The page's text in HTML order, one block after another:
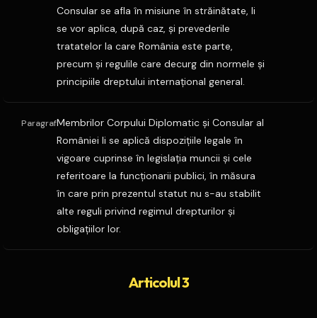
Consular se afla în misiune în străinătate, li
se vor aplica, după caz, şi prevederile
tratatelor la care România este parte,
precum şi regulile care decurg din normele şi
principiile dreptului internaţional general.
ParagrafMembrilor Corpului Diplomatic şi Consular al
României li se aplică dispoziţiile legale în
vigoare cuprinse în legislaţia muncii şi cele
referitoare la funcţionarii publici, în măsura
în care prin prezentul statut nu s-au stabilit
alte reguli privind regimul drepturilor şi
obligaţiilor lor.
Articolul 3